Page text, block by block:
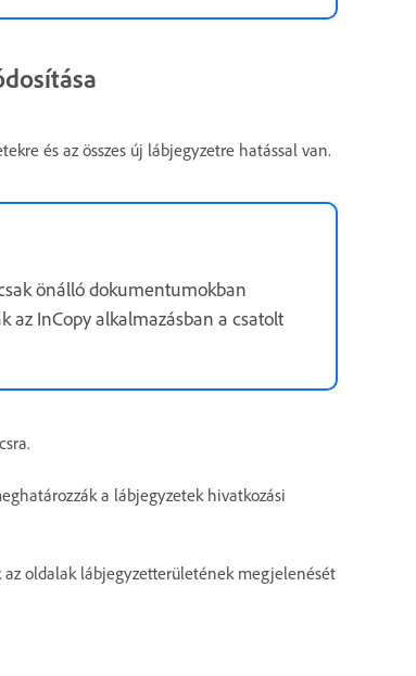
és az összes új lábjegyzetre hatással van.
önálló dokumentumokban
InCopy alkalmazásban a csatolt
a lábjegyzetek hivatkozási
oldalak lábjegyzetterületének megjelenését